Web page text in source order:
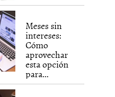
Meses sin
intereses:
Cómo
aprovechar
esta opción
para...